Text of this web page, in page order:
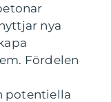
nya
Fördelen
potentiella